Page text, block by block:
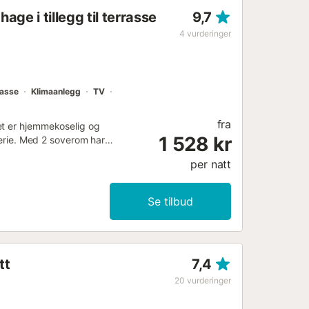
Fuente de la Gota: stue-
i tillegg til terrasse 9,7
4 vurderinger
Klimaanlegg
TV
er hjemmekoselig og
Med 2 soverom har
i varme somre. Slapp av på
i bassenget. Gå til stranden og
fra
1 528 kr
per natt
Se tilbud
7,4
20 vurderinger